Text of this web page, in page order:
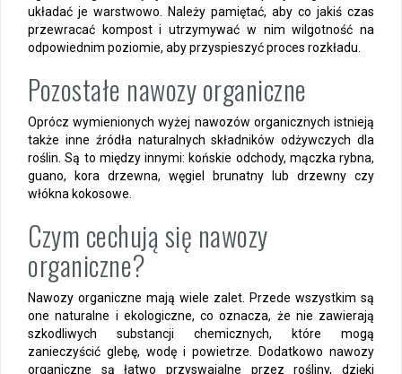
układać je warstwowo. Należy pamiętać, aby co jakiś czas
przewracać kompost i utrzymywać w nim wilgotność na
odpowiednim poziomie, aby przyspieszyć proces rozkładu.
Pozostałe nawozy organiczne
Oprócz wymienionych wyżej nawozów organicznych istnieją
także inne źródła naturalnych składników odżywczych dla
roślin. Są to między innymi: końskie odchody, mączka rybna,
guano, kora drzewna, węgiel brunatny lub drzewny czy
włókna kokosowe.
Czym cechują się nawozy
organiczne?
Nawozy organiczne mają wiele zalet. Przede wszystkim są
one naturalne i ekologiczne, co oznacza, że nie zawierają
szkodliwych substancji chemicznych, które mogą
zanieczyścić glebę, wodę i powietrze. Dodatkowo nawozy
organiczne są łatwo przyswajalne przez rośliny, dzięki